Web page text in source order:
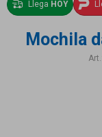
Llega HOY
Mochila